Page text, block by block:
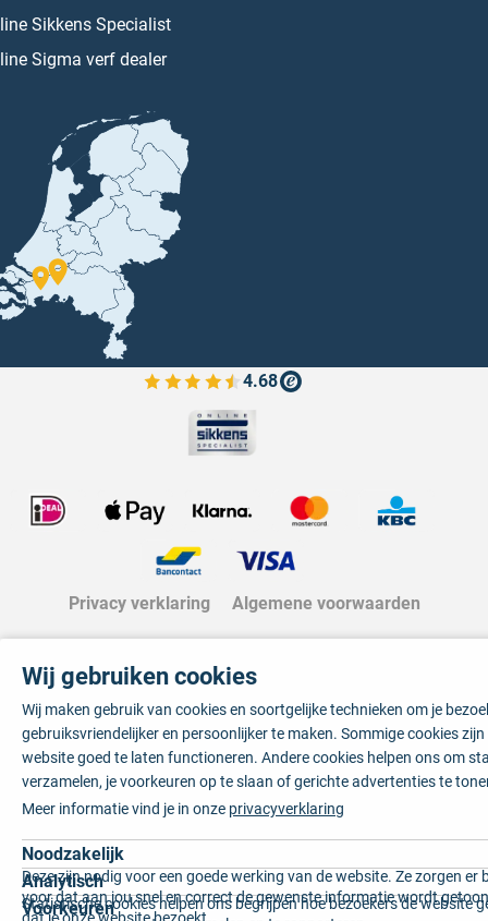
Sikkens Specialist
Sigma verf dealer
4.68
Bekijk de verfplaza beoordelingen
Privacy verklaring Algemene voorwaarden
Wij gebruiken cookies
Wij maken gebruik van cookies en soortgelijke technieken om je
gebruiksvriendelijker en persoonlijker te maken. Sommige cookies
website goed te laten functioneren. Andere cookies helpen ons om
verzamelen, je voorkeuren op te slaan of gerichte advertenties te
Meer informatie vind je in onze privacyverklaring
Noodzakelijk
Deze zijn nodig voor een goede werking van de website. Ze zorgen er
voor dat aan jou snel en correct de gewenste informatie wordt
dat je onze website bezoekt.
Analytisch
Statistische cookies helpen ons begrijpen hoe bezoekers de website
Voorkeuren